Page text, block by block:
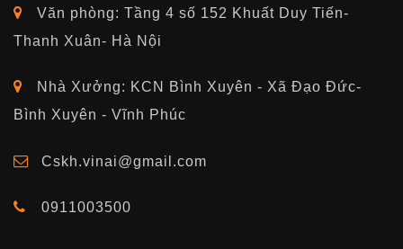
Văn phòng: Tầng 4 số 152 Khuất Duy Tiến-
Thanh Xuân- Hà Nội
Nhà Xưởng: KCN Bình Xuyên - Xã Đạo Đức-
Bình Xuyên - Vĩnh Phúc
Cskh.vinai@gmail.com
0911003500